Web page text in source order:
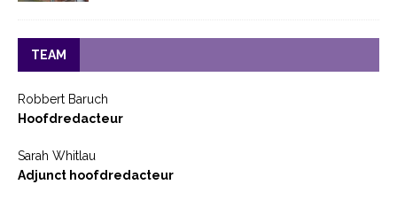
TEAM
Robbert Baruch
Hoofdredacteur
Sarah Whitlau
Adjunct hoofdredacteur